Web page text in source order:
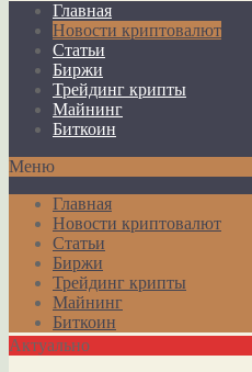
Главная
Новости криптовалют
Статьи
Биржи
Трейдинг крипты
Майнинг
Биткоин
Меню
Главная
Новости криптовалют
Статьи
Биржи
Трейдинг крипты
Майнинг
Биткоин
Актуально